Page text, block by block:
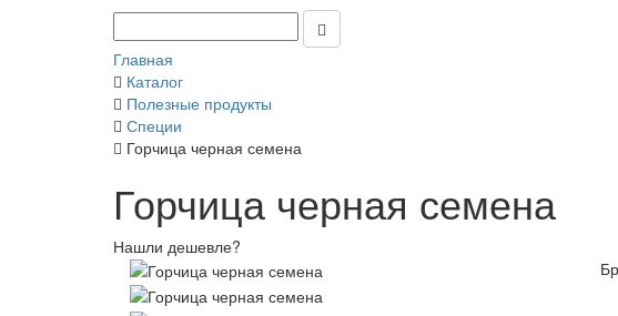
Главная
Каталог
Полезные продукты
Специи
Горчица черная семена
Горчица черная семена
Нашли дешевле?